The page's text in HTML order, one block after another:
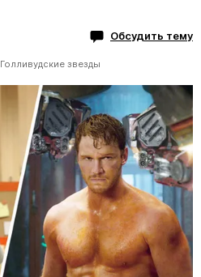
Обсудить тему
Голливудские звезды